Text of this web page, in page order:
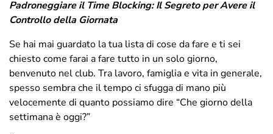
Padroneggiare il Time Blocking: Il Segreto per Avere il
Controllo della Giornata
Se hai mai guardato la tua lista di cose da fare e ti sei
chiesto come farai a fare tutto in un solo giorno,
benvenuto nel club. Tra lavoro, famiglia e vita in generale,
spesso sembra che il tempo ci sfugga di mano più
velocemente di quanto possiamo dire “Che giorno della
settimana è oggi?”